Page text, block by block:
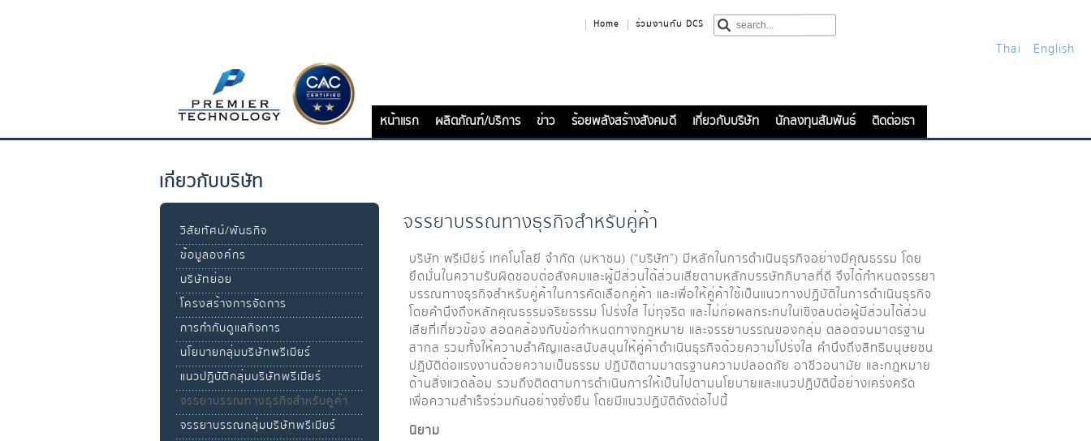
Thai English
Home ร่วมงานกับ DCS
หน้าแรก ผลิตภัณฑ์/บริการ ข่าว ร้อยพลังสร้างสังคมดี เกี่ยวกับบริษัท นักลงทุนสัมพันธ์ ติดต่อเรา
เกี่ยวกับบริษัท
จรรยาบรรณทางธุรกิจสำหรับคู่ค้า
บริษัท พรีเมียร์ เทคโนโลยี จํากัด (มหาชน) (“บริษัท”) มีหลักในการดำเนินธุรกิจอย่างมีคุณธรรม โดย
ยึดมั่นในความรับผิดชอบต่อสังคมและผู้มีส่วนได้ส่วนเสียตามหลักบรรษัทภิบาลที่ดี จึงได้กำหนดจรรยา
บรรณทางธุรกิจสำหรับคู่ค้าในการคัดเลือกคู่ค้า และเพื่อให้คู่ค้าใช้เป็นแนวทางปฏิบัติในการดำเนินธุรกิจ
โดยคำนึงถึงหลักคุณธรรมจริยธรรม โปร่งใส ไม่ทุจริต และไม่ก่อผลกระทบในเชิงลบต่อผู้มีส่วนได้ส่วน
เสียที่เกี่ยวข้อง สอดคล้องกับข้อกำหนดทางกฎหมาย และจรรยาบรรณของกลุ่ม ตลอดจนมาตรฐาน
สากล รวมทั้งให้ความสำคัญและสนับสนุนให้คู่ค้าดำเนินธุรกิจด้วยความโปร่งใส คำนึงถึงสิทธิมนุษยชน
ปฏิบัติต่อแรงงานด้วยความเป็นธรรม ปฏิบัติตามมาตรฐานความปลอดภัย อาชีวอนามัย และกฎหมาย
ด้านสิ่งแวดล้อม รวมถึงติดตามการดำเนินการให้เป็นไปตามนโยบายและแนวปฏิบัตินี้อย่างเคร่งครัด
เพื่อความสำเร็จร่วมกันอย่างยั่งยืน โดยมีแนวปฏิบัติดังต่อไปนี้
นิยาม
วิสัยทัศน์/พันธกิจ
ข้อมูลองค์กร
บริษัทย่อย
โครงสร้างการจัดการ
การกำกับดูแลกิจการ
นโยบายกลุ่มบริษัทพรีเมียร์
แนวปฏิบัติกลุ่มบริษัทพรีเมียร์
จรรยาบรรณทางธุรกิจสำหรับคู่ค้า
จรรยาบรรณกลุ่มบริษัทพรีเมียร์